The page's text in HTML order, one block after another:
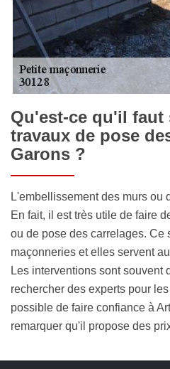
Qu'est-ce qu'il faut
travaux de pose
Garons ?
L'embellissement des murs ou
En fait, il est très utile de faire
ou de pose des carrelages. Ce
maçonneries et elles servent
Les interventions sont souvent
rechercher des experts pour
possible de faire confiance à
remarquer qu'il propose des